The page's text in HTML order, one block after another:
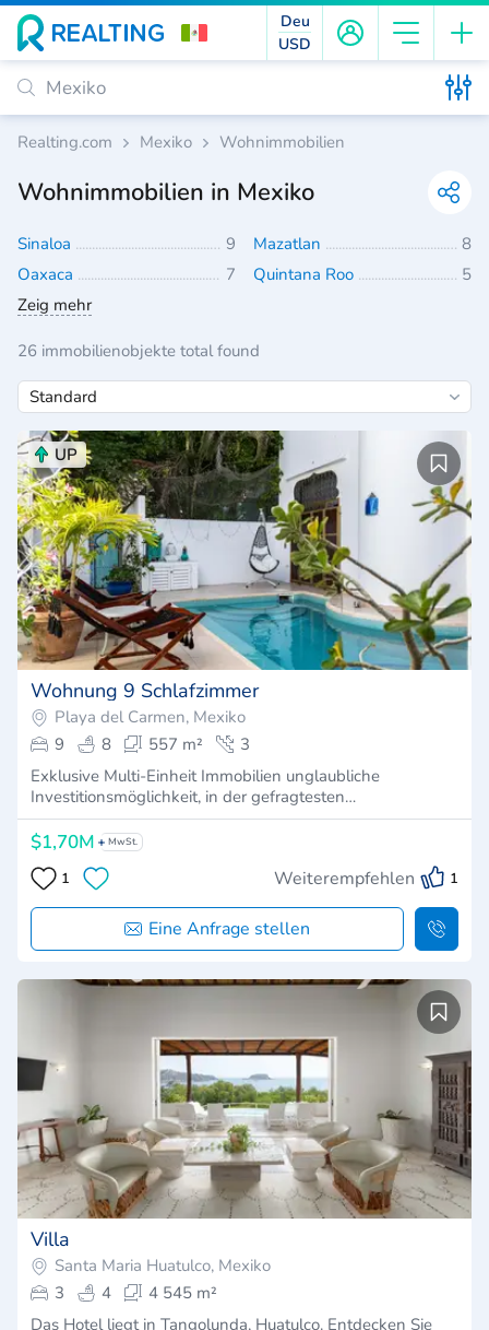
Deu
USD
Realting.com Mexiko Wohnimmobilien
Wohnimmobilien in Mexiko
Sinaloa 9 Mazatlan
8
Oaxaca
7 Quintana Roo
5
Zeig mehr
26 immobilienobjekte total found
UP
Wohnung 9 Schlafzimmer
Playa del Carmen, Mexiko
9
8 557 m²
3
Exklusive Multi-Einheit Immobilien unglaubliche
Investitionsmöglichkeit, in der gefragtesten…
$1,70M MwSt.
1 Weiterempfehlen 1
Eine Anfrage stellen
Villa
Santa Maria Huatulco, Mexiko
3
4
4 545 m²
Das Hotel liegt in Tangolunda, Huatulco. Entdecken Sie